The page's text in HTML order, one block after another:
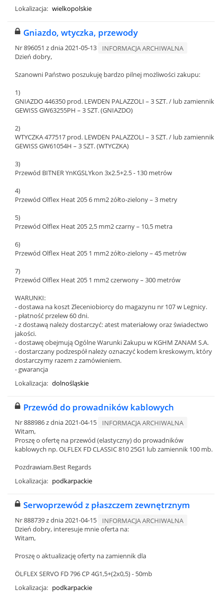
Lokalizacja: wielkopolskie
Gniazdo, wtyczka, przewody
Nr 896051 z dnia 2021-05-13
INFORMACJA ARCHIWALNA
Dzień dobry,
Szanowni Państwo poszukuję bardzo pilnej możliwości zakupu:
1)
GNIAZDO 446350 prod. LEWDEN PALAZZOLI – 3 SZT. / lub zamiennik
GEWISS GW63255PH – 3 SZT. (GNIAZDO)
2)
WTYCZKA 477517 prod. LEWDEN PALAZZOLI – 3 SZT. / lub zamiennik
GEWISS GW61054H – 3 SZT. (WTYCZKA)
3)
Przewód BITNER YnKGSLYkon 3x2.5+2.5 - 130 metrów
4)
Przewód Olflex Heat 205 6 mm2 żółto-zielony – 3 metry
5)
Przewód Olflex Heat 205 2,5 mm2 czarny – 10,5 metra
6)
Przewód Olflex Heat 205 1 mm2 żółto-zielony – 45 metrów
7)
Przewód Olflex Heat 205 1 mm2 czerwony – 300 metrów
WARUNKI:
- dostawa na koszt Zleceniobiorcy do magazynu nr 107 w Legnicy.
- płatność przelew 60 dni.
- z dostawą należy dostarczyć: atest materiałowy oraz świadectwo
jakości.
- dostawę obejmują Ogólne Warunki Zakupu w KGHM ZANAM S.A.
- dostarczany podzespół należy oznaczyć kodem kreskowym, który
dostarczymy razem z zamówieniem.
- gwarancja
Lokalizacja: dolnośląskie
Przewód do prowadników kablowych
Nr 888986 z dnia 2021-04-15
INFORMACJA ARCHIWALNA
Witam,
Proszę o ofertę na przewód (elastyczny) do prowadników
kablowych np. OLFLEX FD CLASSIC 810 25G1 lub zamiennik 100 mb.
Pozdrawiam.Best Regards
Lokalizacja: podkarpackie
Serwoprzewód z płaszczem zewnętrznym
Nr 888739 z dnia 2021-04-15
INFORMACJA ARCHIWALNA
Dzień dobry, interesuje mnie oferta na:
Witam,
Proszę o aktualizację oferty na zamiennik dla
ÖLFLEX SERVO FD 796 CP 4G1,5+(2x0,5) - 50mb
Lokalizacja: podkarpackie